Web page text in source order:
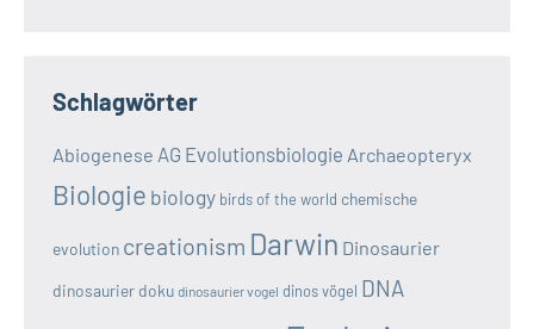
Schlagwörter
Abiogenese AG Evolutionsbiologie Archaeopteryx
Biologie biology birds of the world chemische
evolution creationism Darwin Dinosaurier
dinosaurier doku dinosaurier vogel dinos vögel DNA